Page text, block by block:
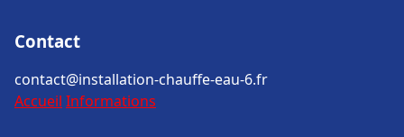
Contact
contact@installation-chauffe-eau-6.fr
Accueil Informations